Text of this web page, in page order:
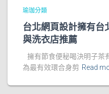
瑜珈分類
台北網頁設計擁有台
與洗衣店推薦
擁有節食便秘喝決明子茶
為最有效環合身剪 Read